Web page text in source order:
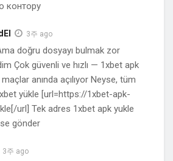
контору
3주 ago
doğru dosyayı bulmak zor
Çok güvenli ve hızlı — 1xbet apk
anında açılıyor Neyse, tüm
yükle [url=https://1xbet-apk-
url] Tek adres 1xbet apk yukle
gönder
3주 ago